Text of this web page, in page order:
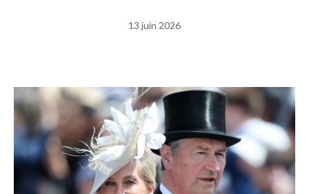
13 juin 2026